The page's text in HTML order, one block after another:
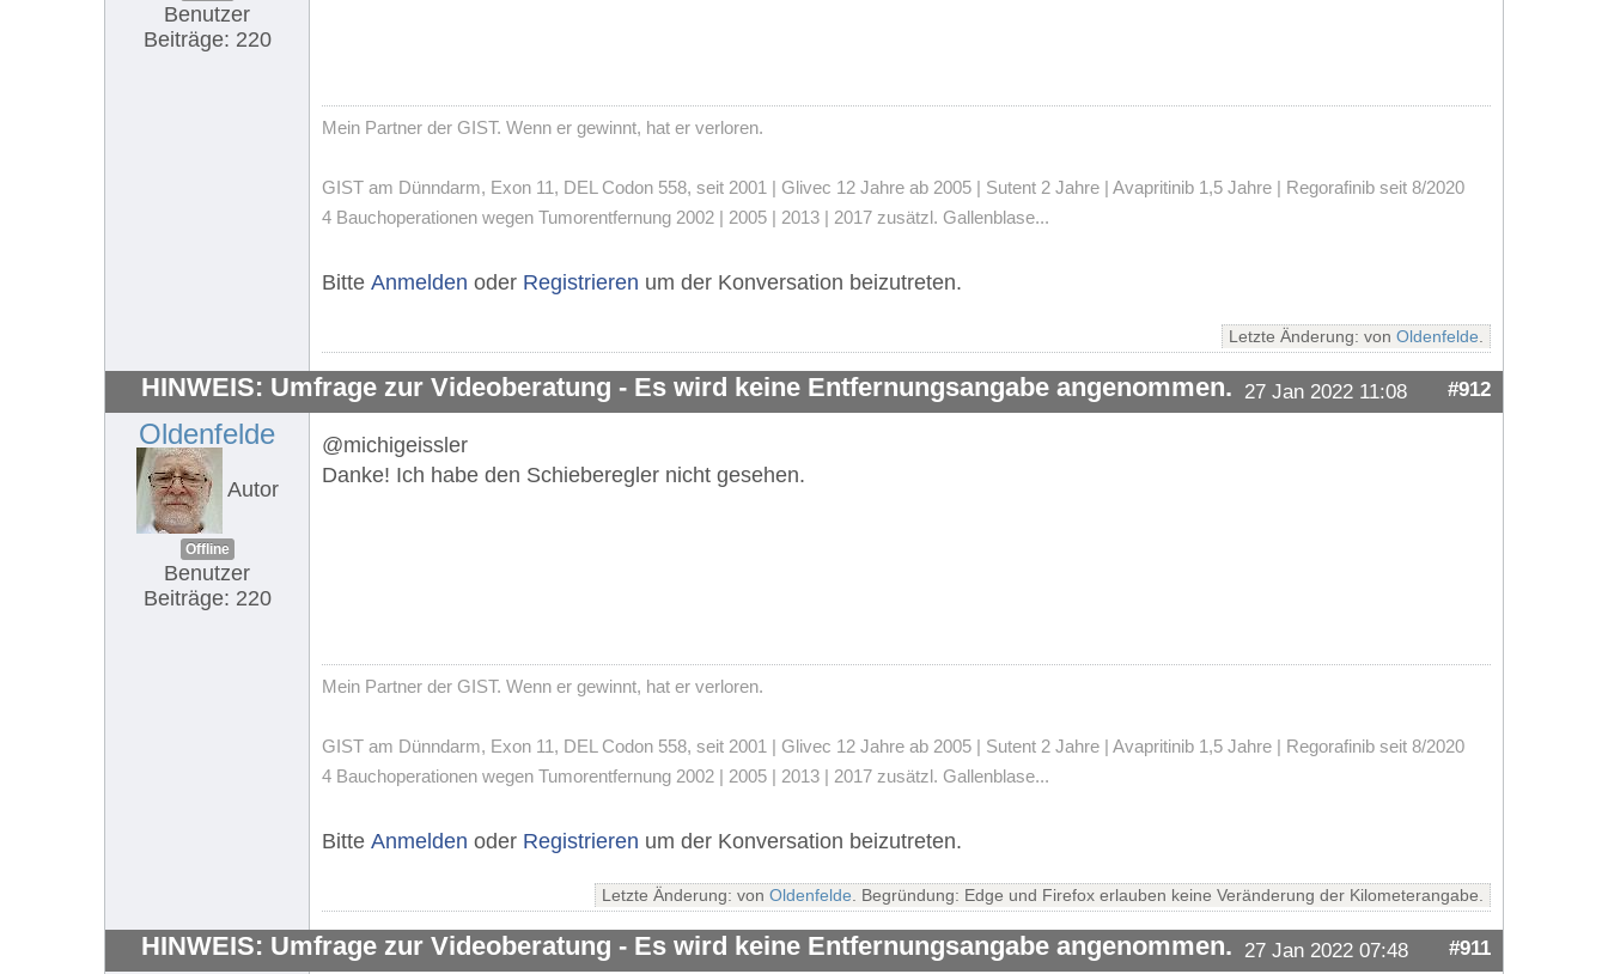
Benutzer
Beiträge: 220
Mein Partner der GIST. Wenn er gewinnt, hat er verloren.
GIST am Dünndarm, Exon 11, DEL Codon 558, seit 2001 | Glivec 12 Jahre ab 2005 | Sutent 2 Jahre | Avapritinib 1,5 Jahre | Regorafinib seit 8/2020
4 Bauchoperationen wegen Tumorentfernung 2002 | 2005 | 2013 | 2017 zusätzl. Gallenblase...
Bitte Anmelden oder Registrieren um der Konversation beizutreten.
Letzte Änderung: von Oldenfelde
HINWEIS: Umfrage zur Videoberatung - Es wird keine Entfernungsangabe angenommen. 27 Jan 2022 11:08 #912
Oldenfelde
Autor
Offline
Benutzer
Beiträge: 220
@michigeissler
Danke! Ich habe den Schieberegler nicht gesehen.
Mein Partner der GIST. Wenn er gewinnt, hat er verloren.
GIST am Dünndarm, Exon 11, DEL Codon 558, seit 2001 | Glivec 12 Jahre ab 2005 | Sutent 2 Jahre | Avapritinib 1,5 Jahre | Regorafinib seit 8/2020
4 Bauchoperationen wegen Tumorentfernung 2002 | 2005 | 2013 | 2017 zusätzl. Gallenblase...
Bitte Anmelden oder Registrieren um der Konversation beizutreten.
Letzte Änderung: von Oldenfelde . Begründung: Edge und Firefox erlauben keine Veränderung der Kilometerangabe.
HINWEIS: Umfrage zur Videoberatung - Es wird keine Entfernungsangabe angenommen. 27 Jan 2022 07:48 #911